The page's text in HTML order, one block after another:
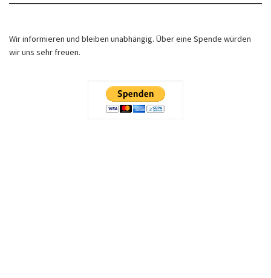
Wir informieren und bleiben unabhängig. Über eine Spende würden
wir uns sehr freuen.